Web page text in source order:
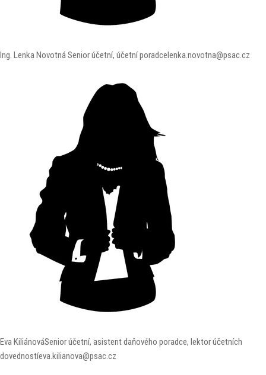
Ing. Lenka NovotnáSenior účetní, účetní poradcelenka.novotna@psac.cz
Eva KiliánováSenior účetní, asistent daňového poradce, lektor účetních
dovednostíeva.kilianova@psac.cz